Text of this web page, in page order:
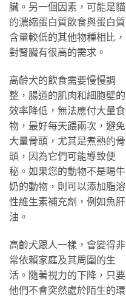
臟。另一個因素，可能是貓
的濃縮蛋白質飲食與蛋白質
含量較低的其他物種相比，
對腎臟有很高的需求。
高齡犬的飲食需要慢慢調
整，腸道的肌肉和細胞壁的
效率降低，無法應付大量食
物，最好每天餵兩次，避免
大量骨頭，尤其是煮熟的骨
頭，因為它們可能導致便
秘。如果您的動物不是喝牛
奶的動物，則可以添加脂溶
性維生素補充劑，例如魚肝
油。
高齡犬跟人一樣，會變得非
常依賴家庭及其周圍的生
活。隨著視力的下降，只要
他們不會突然處於陌生的環